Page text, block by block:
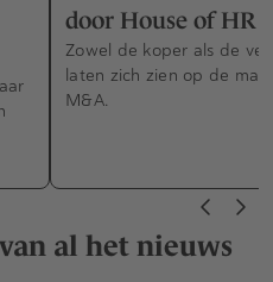
door House of HR
Zowel de koper als de
laten zich zien op de
M&A.
al het nieuws